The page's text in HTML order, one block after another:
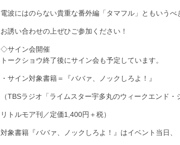
電波にはのらない貴重な番外編「タマフル」ともいうべ
お誘い合わせの上ぜひご参加ください！
◇サイン会開催
トークショウ終了後にサイン会も予定しています。
・サイン対象書籍＝『ババァ、ノックしろよ！』
（TBSラジオ「ライムスター宇多丸のウィークエンド・
リトルモア刊／定価1,400円＋税）
対象書籍『ババァ、ノックしろよ！』はイベント当日、